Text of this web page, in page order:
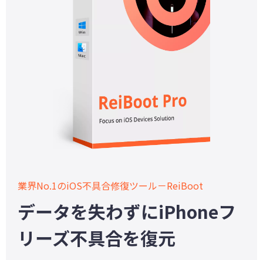
業界No.1のiOS不具合修復ツール－ReiBoot
データを失わずにiPhoneフ
リーズ不具合を復元